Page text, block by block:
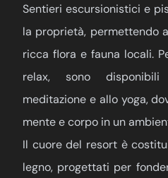
Sentieri escursionistici e
la proprietà, permettendo
ricca flora e fauna locali.
relax, sono
meditazione e allo yoga,
mente e corpo in un
Il cuore del resort è
legno, progettati per